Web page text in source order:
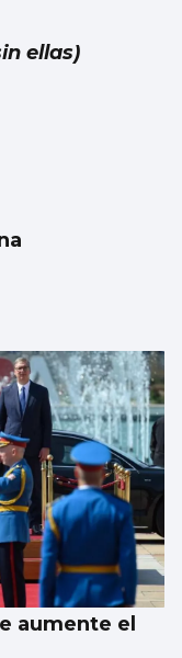
ellas)
aumente el